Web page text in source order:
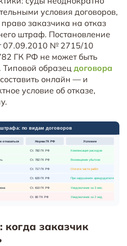
условия договоров,
заказчика на отказ
штраф. Постановление
07.09.2010 № 2715/10
ГК РФ не может быть
Типовой образец договора
онлайн — и
условие об отказе,
заказчик